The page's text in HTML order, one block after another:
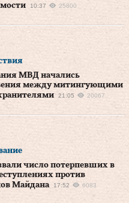
10:37 25800
МВД начались
между митингующими
21:05 20067
число потерпевших в
против
Майдана
17:52 6083